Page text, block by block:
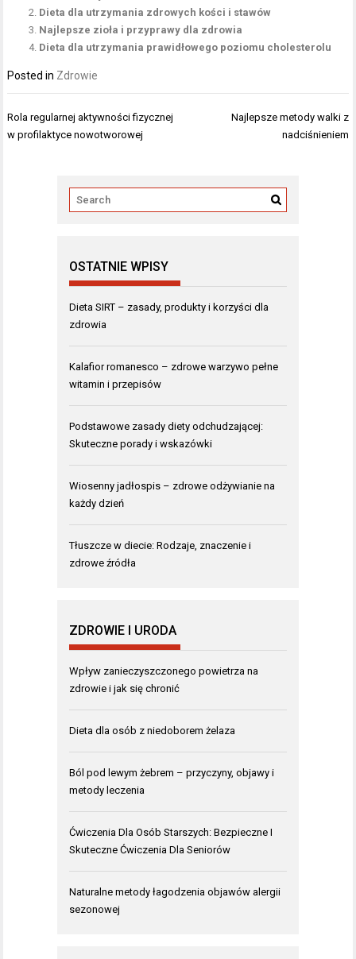
Dieta dla utrzymania zdrowych kości i stawów
Najlepsze zioła i przyprawy dla zdrowia
Dieta dla utrzymania prawidłowego poziomu cholesterolu
Posted in Zdrowie
Nawigacja
wpisu
Rola regularnej aktywności fizycznej
w profilaktyce nowotworowej
Najlepsze metody walki z
nadciśnieniem
OSTATNIE WPISY
Dieta SIRT – zasady, produkty i korzyści dla
zdrowia
Kalafior romanesco – zdrowe warzywo pełne
witamin i przepisów
Podstawowe zasady diety odchudzającej:
Skuteczne porady i wskazówki
Wiosenny jadłospis – zdrowe odżywianie na
każdy dzień
Tłuszcze w diecie: Rodzaje, znaczenie i
zdrowe źródła
ZDROWIE I URODA
Wpływ zanieczyszczonego powietrza na
zdrowie i jak się chronić
Dieta dla osób z niedoborem żelaza
Ból pod lewym żebrem – przyczyny, objawy i
metody leczenia
Ćwiczenia Dla Osób Starszych: Bezpieczne I
Skuteczne Ćwiczenia Dla Seniorów
Naturalne metody łagodzenia objawów alergii
sezonowej